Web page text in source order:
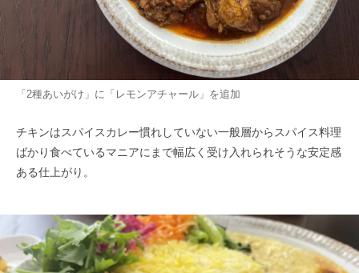
「2種あいがけ」に「レモンアチャール」を追加
チキンはスパイスカレー慣れしていない一般層からスパイス料理
ばかり食べているマニアにまで幅広く受け入れられそうな安定感
ある仕上がり。